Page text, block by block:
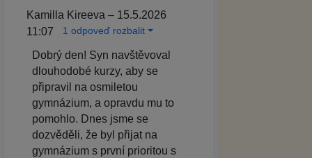
Kamilla Kireeva – 15.5.2026
11:07
1 odpoveď rozbalit
Dobrý den! Syn navštěvoval
dlouhodobé kurzy, aby se
připravil na osmiletou
gymnázium, a opravdu mu to
pomohlo. Dnes jsme se
dozvěděli, že byl přijat na
gymnázium s první prioritou s